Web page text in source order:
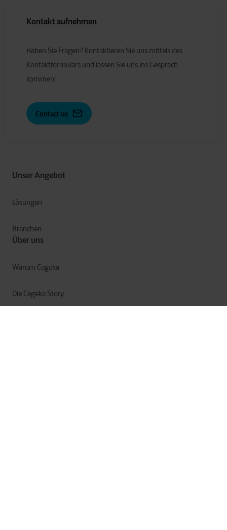
Unser Angebot
Lösungen
Branchen
Über uns
Warum Cegeka
Die Cegeka Story
Kontakt aufnehmen
Haben Sie Fragen? Kontaktieren Sie uns mittels des
Kontaktformulars und lassen Sie uns ins Gespräch
kommen!
Contact us